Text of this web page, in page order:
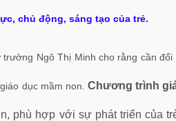
chủ động, sáng tạo của trẻ.
Ngô Thị Minh cho rằng cần đổi
dục mầm non.Chương trình
phù hợp với sự phát triển của